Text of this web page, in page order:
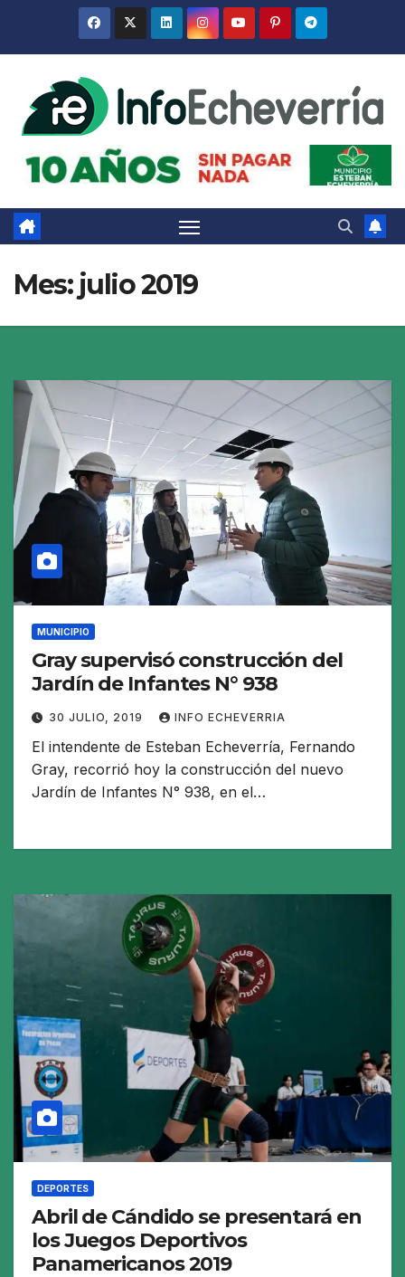
Mes: julio 2019
MUNICIPIO
Gray supervisó construcción del
Jardín de Infantes N° 938
30 JULIO, 2019 INFO ECHEVERRIA
El intendente de Esteban Echeverría, Fernando
Gray, recorrió hoy la construcción del nuevo
Jardín de Infantes N° 938, en el…
DEPORTES
Abril de Cándido se presentará en
los Juegos Deportivos
Panamericanos 2019